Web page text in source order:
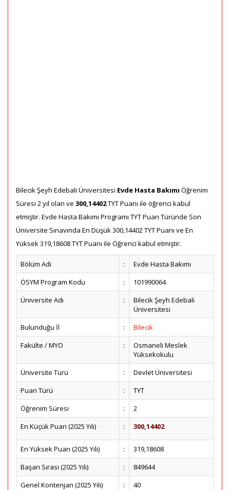
Bilecik Şeyh Edebali Üniversitesi Evde Hasta Bakımı Öğrenim
Süresi 2 yıl olan ve 300,14402TYT Puanı ile öğrenci kabul
etmiştir. Evde Hasta Bakımı Programı TYT Puan Türünde Son
Üniversite Sınavında En Düşük 300,14402 TYT Puanı ve En
Yüksek 319,18608 TYT Puanı ile Öğrenci kabul etmiştir.
Bölüm Adı :
Evde Hasta Bakımı
ÖSYM Program Kodu
:
101990064
Üniversite Adı
:
Bilecik Şeyh Edebali
Üniversitesi
Bulunduğu İl
:
Bilecik
Fakülte / MYO
:
Osmaneli Meslek
Yüksekokulu
Üniversite Türü
:
Devlet Üniversitesi
Puan Türü
:
TYT
Öğrenim Süresi
:
2
En Küçük Puan (2025 Yılı)
: 300,14402
En Yüksek Puan (2025 Yılı) :
319,18608
Başarı Sırası (2025 Yılı)
:
849644
Genel Kontenjan (2025 Yılı)
:
40